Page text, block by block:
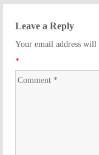
Leave a Reply
Your email address will
*
Comment